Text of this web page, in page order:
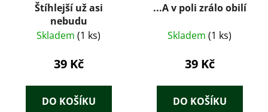
Štíhlejší už asi
nebudu
Skladem (1 ks)
39 Kč
DO KOŠÍKU
...A v poli zrálo obilí
Skladem (1 ks)
39 Kč
DO KOŠÍKU